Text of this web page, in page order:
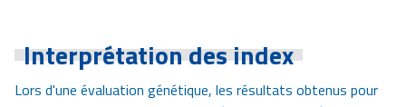
Interprétation des index
Lors d'une évaluation génétique, les résultats obtenus pour